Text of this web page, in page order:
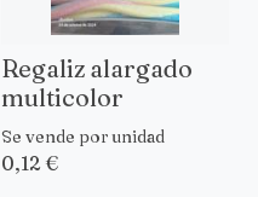
Regaliz alargado
multicolor
Se vende por unidad
0,12 €